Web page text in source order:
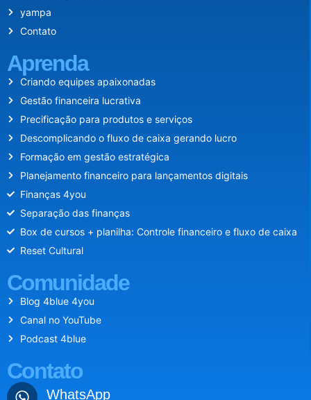
yampa
Contato
Aprenda
Criando equipes apaixonadas
Gestão financeira lucrativa
Precificação para produtos e serviços
Descomplicando o fluxo de caixa gerando lucro
Formação em gestão estratégica
Planejamento financeiro para lançamentos digitais
Finanças 4you
Separação das finanças
Box de cursos + planilha: Controle financeiro e fluxo de caixa
Reset Cultural
Comunidade
Blog 4blue 4you
Canal no YouTube
Podcast 4blue
Contato
WhatsApp